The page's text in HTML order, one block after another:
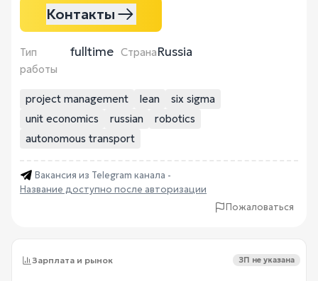
Контакты
Тип
работы
fulltime СтранаRussia
project management lean
six sigma
unit economics
russian
robotics
autonomous transport
Вакансия из Telegram канала -
Название доступно после авторизации
Пожаловаться
Зарплата и рынок ЗП не указана